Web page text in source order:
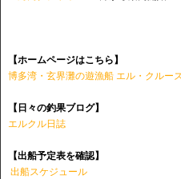
【ホームページはこちら】
博多湾・玄界灘の遊漁船 エル・クルー
【日々の釣果ブログ】
エルクル日誌
【出船予定表を確認】
出船スケジュール